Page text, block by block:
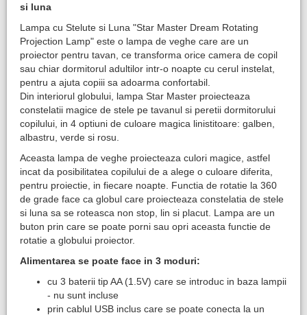
si luna
Lampa cu Stelute si Luna "Star Master Dream Rotating
Projection Lamp" este o lampa de veghe care are un
proiector pentru tavan, ce transforma orice camera de copil
sau chiar dormitorul adultilor intr-o noapte cu cerul instelat,
pentru a ajuta copiii sa adoarma confortabil.
Din interiorul globului, lampa Star Master proiecteaza
constelatii magice de stele pe tavanul si peretii dormitorului
copilului, in 4 optiuni de culoare magica linistitoare: galben,
albastru, verde si rosu.
Aceasta lampa de veghe proiecteaza culori magice, astfel
incat da posibilitatea copilului de a alege o culoare diferita,
pentru proiectie, in fiecare noapte. Functia de rotatie la 360
de grade face ca globul care proiecteaza constelatia de stele
si luna sa se roteasca non stop, lin si placut. Lampa are un
buton prin care se poate porni sau opri aceasta functie de
rotatie a globului proiector.
Alimentarea se poate face in 3 moduri:
cu 3 baterii tip AA (1.5V) care se introduc in baza lampii
- nu sunt incluse
prin cablul USB inclus care se poate conecta la un